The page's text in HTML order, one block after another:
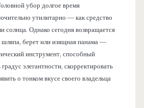
убор долгое время
утилитарно — как средство
солнца. Однако сегодня возвращается
шляпа, берет или изящная панама —
инструмент, способный
элегантности, скорректировать
о тонком вкусе своего владельца